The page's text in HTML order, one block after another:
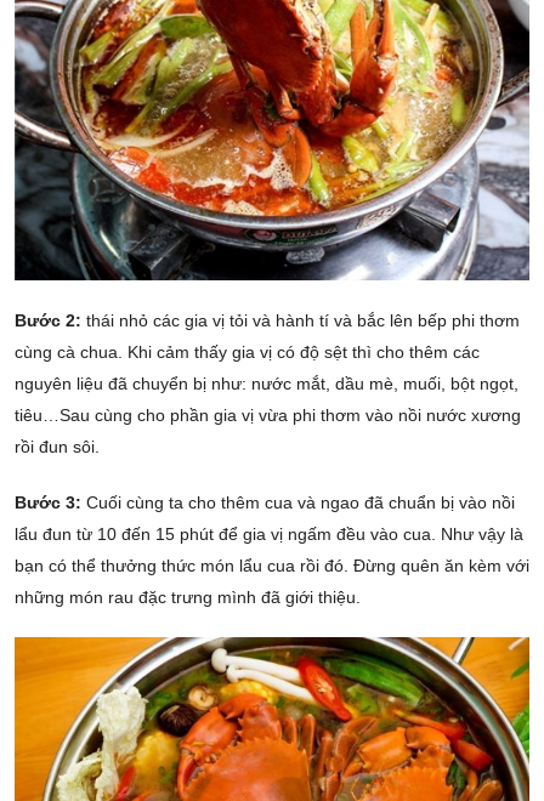
Bước 2: thái nhỏ các gia vị tỏi và hành tí và bắc lên bếp phi thơm
cùng cà chua. Khi cảm thấy gia vị có độ sệt thì cho thêm các
nguyên liệu đã chuyển bị như: nước mắt, dầu mè, muối, bột ngọt,
tiêu…Sau cùng cho phần gia vị vừa phi thơm vào nồi nước xương
rồi đun sôi.
Bước 3: Cuối cùng ta cho thêm cua và ngao đã chuẩn bị vào nồi
lẩu đun từ 10 đến 15 phút để gia vị ngấm đều vào cua. Như vậy là
bạn có thể thưởng thức món lẩu cua rồi đó. Đừng quên ăn kèm với
những món rau đặc trưng mình đã giới thiệu.